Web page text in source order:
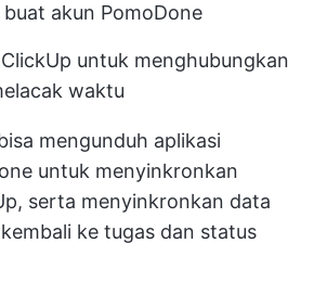
akun PomoDone
untuk menghubungkan
waktu
mengunduh aplikasi
untuk menyinkronkan
serta menyinkronkan data
ke tugas dan status